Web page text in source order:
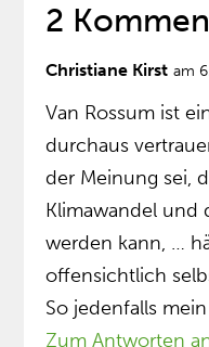
2
Christiane Kirst am
Van Rossum ist
durchaus
der Meinung sei,
Klimawandel und
werden kann, …
offensichtlich
So jedenfalls
Zum Antworten